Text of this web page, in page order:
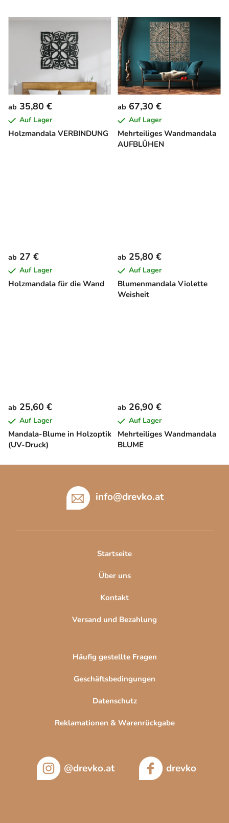
Holzmandala VERBINDUNG
ab 35,80 €
Auf Lager
Mehrteiliges Wandmandala
AUFBLÜHEN
ab 67,30 €
Auf Lager
Holzmandala für die Wand
ab 27 €
Auf Lager
Blumenmandala Violette
Weisheit
ab 25,80 €
Auf Lager
Mandala-Blume in Holzoptik
(UV-Druck)
ab 25,60 €
Auf Lager
Mehrteiliges Wandmandala
BLUME
ab 26,90 €
Auf Lager
info@drevko.at
Startseite
Über uns
Kontakt
Versand und Bezahlung
Häufig gestellte Fragen
Geschäftsbedingungen
Datenschutz
Reklamationen & Warenrückgabe
@drevko.at drevko